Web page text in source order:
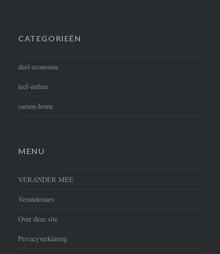
CATEGORIEËN
deel-economie
leef-milieu
samen-leven
MENU
VERANDER MEE
Veranderaars
Over deze site
Privacyverklaring